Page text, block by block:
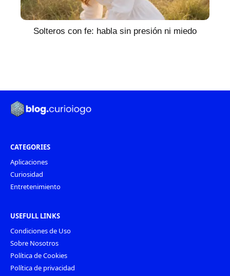
Solteros con fe: habla sin presión ni miedo
CATEGORIES
Aplicaciones
Curiosidad
Entretenimiento
USEFULL LINKS
Condiciones de Uso
Sobre Nosotros
Política de Cookies
Política de privacidad